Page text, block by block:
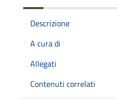
Descrizione
A cura di
Allegati
Contenuti correlati